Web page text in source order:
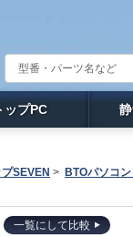
ップPC
SEVEN > BTOパソコ
一覧にして比較